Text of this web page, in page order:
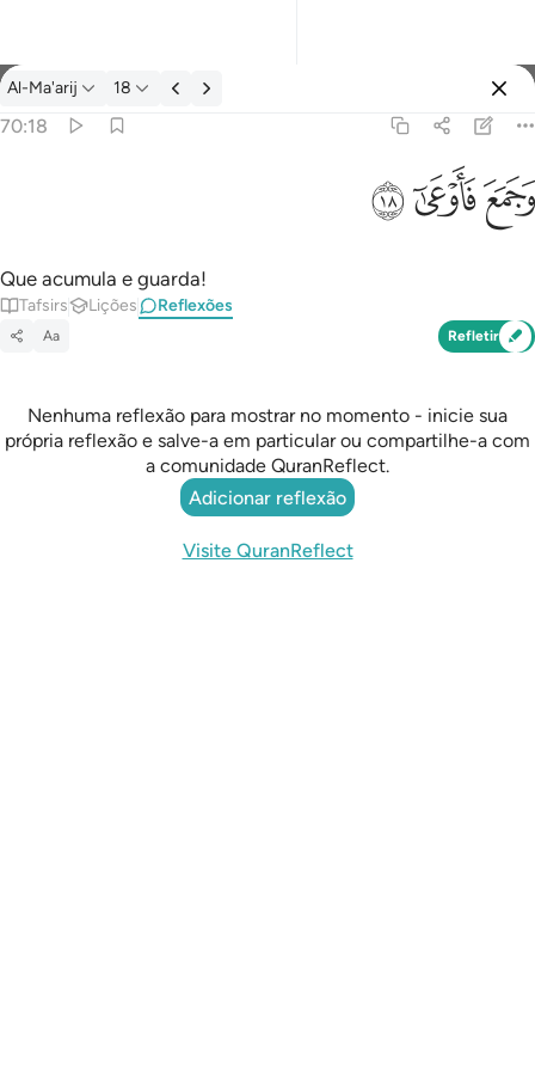
Reflexões: Al-Ma'arij 70:18
Al-Ma'arij 18
70:18
ﱧﱨﱩ
Que acumula e guarda!
Tafsirs Lições Reflexões
Aa Refletir
Nenhuma reflexão para mostrar no momento - inicie sua
própria reflexão e salve-a em particular ou compartilhe-a com
a comunidade QuranReflect.
Adicionar reflexão
Visite QuranReflect